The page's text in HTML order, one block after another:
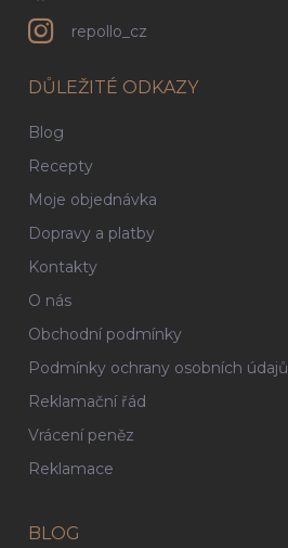
repollo_cz
DŮLEŽITÉ ODKAZY
Blog
Recepty
Moje objednávka
Dopravy a platby
Kontakty
O nás
Obchodní podmínky
Podmínky ochrany osobních údajů
Reklamační řád
Vrácení peněz
Reklamace
BLOG